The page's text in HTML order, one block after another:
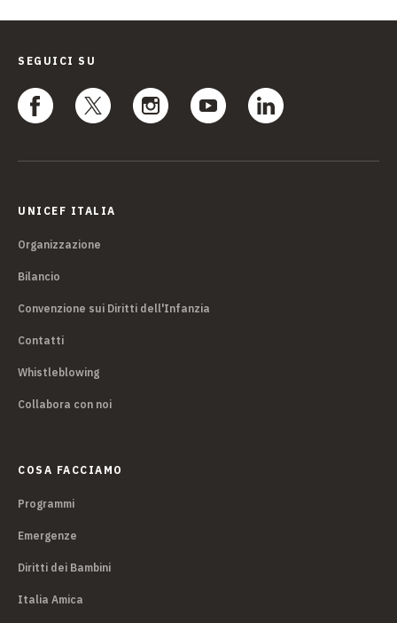
SEGUICI SU
UNICEF ITALIA
Organizzazione
Bilancio
Convenzione sui Diritti dell'Infanzia
Contatti
Whistleblowing
Collabora con noi
COSA FACCIAMO
Programmi
Emergenze
Diritti dei Bambini
Italia Amica